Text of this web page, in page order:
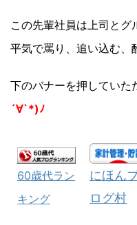
この先輩社員は上司と
平気で罵り、追い込む、
下のバナーを押していた
´∀`*)ﾉ
60歳代ラン
キング
にほん
ログ村